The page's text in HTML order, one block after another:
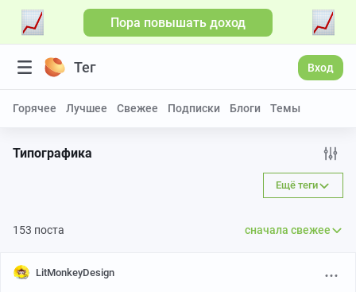
Пора повышать доход
Тег Вход
Горячее Лучшее Свежее Подписки Блоги Темы
Типографика
Ещё теги
153 поста сначала свежее
LitMonkeyDesign
Больше видео